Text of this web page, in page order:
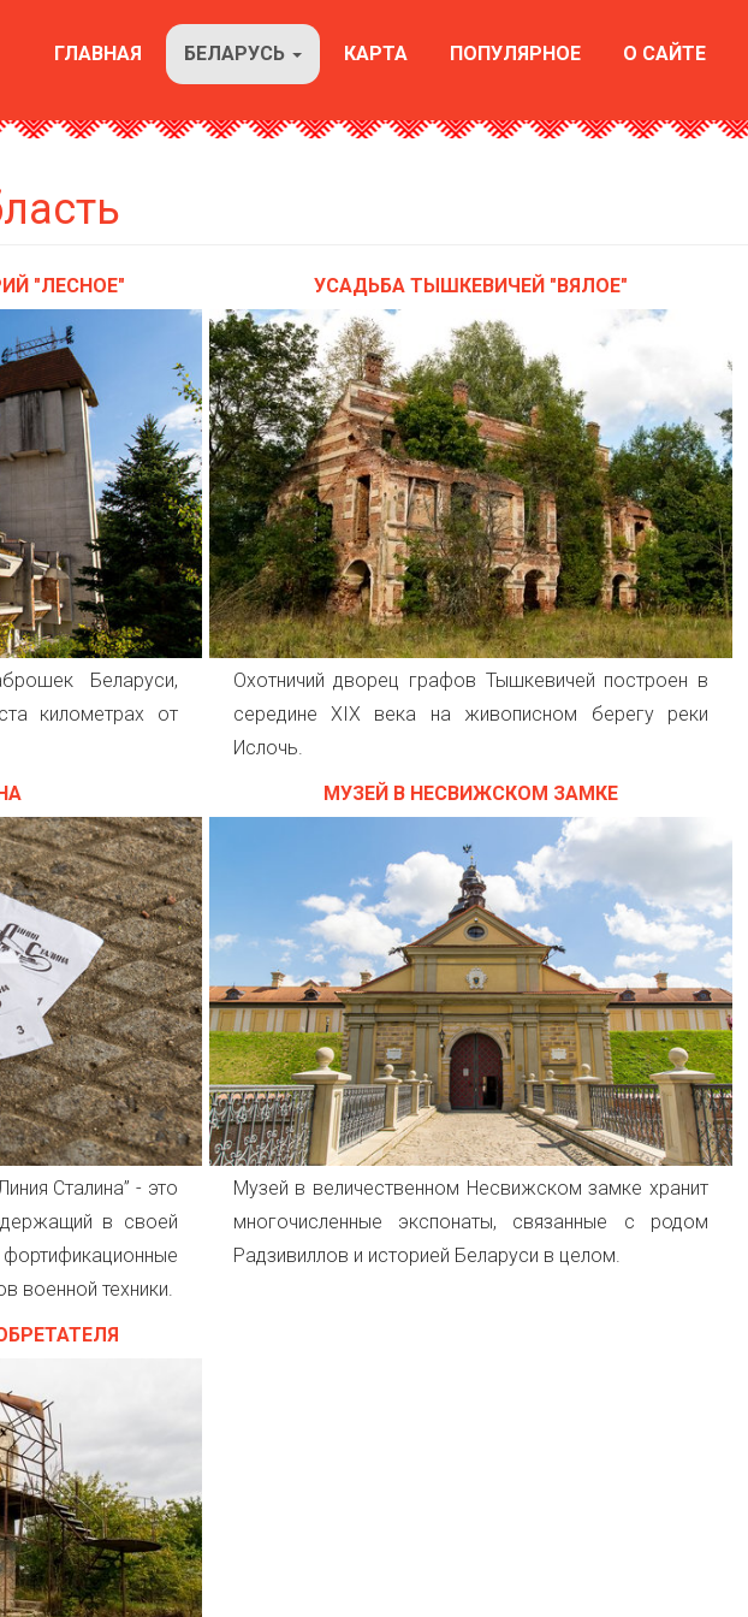
ГЛАВНАЯ БЕЛАРУСЬ КАРТА ПОПУЛЯРНОЕ О САЙТЕ
"ЛЕСНОЕ"
Беларуси,
километрах от
УСАДЬБА ТЫШКЕВИЧЕЙ "ВЯЛОЕ"
Охотничий дворец графов Тышкевичей построен в
середине XIX века на живописном берегу реки
Ислочь.
Сталина” - это
в своей
военной техники.
МУЗЕЙ В НЕСВИЖСКОМ ЗАМКЕ
Музей в величественном Несвижском замке хранит
многочисленные экспонаты, связанные с родом
Радзивиллов и историей Беларуси в целом.